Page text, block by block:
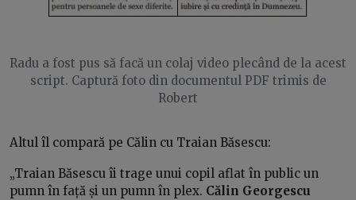
Radu a fost pus să facă un colaj video plecând de la acest
script. Captură foto din documentul PDF trimis de
Robert
Altul îl compară pe Călin cu Traian Băsescu:
„Traian Băsescu îi trage unui copil aflat în public un
pumn în față și un pumn în plex. Călin Georgescu